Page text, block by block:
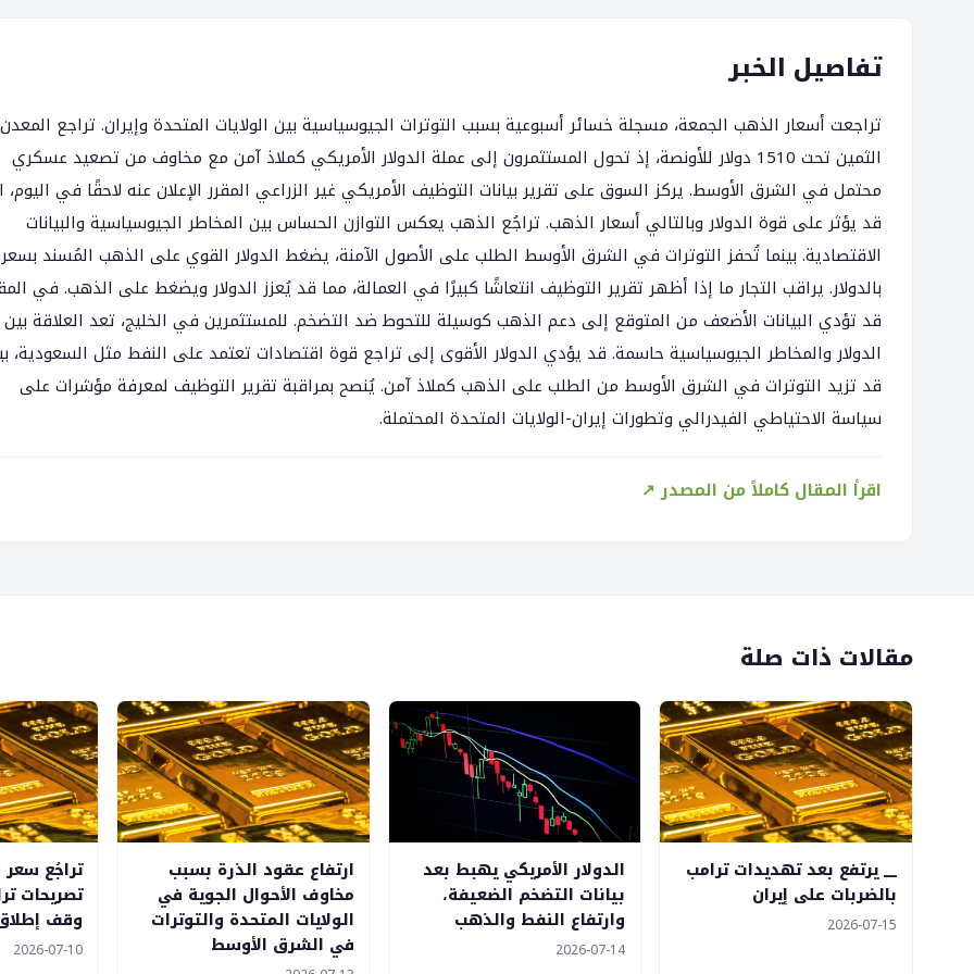
تفاصيل الخبر
تراجعت أسعار الذهب الجمعة، مسجلة خسائر أسبوعية بسبب التوترات الجيوسياسية بين الولايات المتحدة وإيران. تراجع المعدن
الثمين تحت 1510 دولار للأونصة، إذ تحول المستثمرون إلى عملة الدولار الأمريكي كملاذ آمن مع مخاوف من تصعيد عسكري
محتمل في الشرق الأوسط. يركز السوق على تقرير بيانات التوظيف الأمريكي غير الزراعي المقرر الإعلان عنه لاحقًا في اليوم،
قد يؤثر على قوة الدولار وبالتالي أسعار الذهب. تراجُع الذهب يعكس التوازن الحساس بين المخاطر الجيوسياسية والبيانات
الاقتصادية. بينما تُحفز التوترات في الشرق الأوسط الطلب على الأصول الآمنة، يضغط الدولار القوي على الذهب المُسند
بالدولار. يراقب التجار ما إذا أظهر تقرير التوظيف انتعاشًا كبيرًا في العمالة، مما قد يُعزز الدولار ويضغط على الذهب. في
قد تؤدي البيانات الأضعف من المتوقع إلى دعم الذهب كوسيلة للتحوط ضد التضخم. للمستثمرين في الخليج، تعد العلاقة بين
الدولار والمخاطر الجيوسياسية حاسمة. قد يؤدي الدولار الأقوى إلى تراجع قوة اقتصادات تعتمد على النفط مثل السعودية،
قد تزيد التوترات في الشرق الأوسط من الطلب على الذهب كملاذ آمن. يُنصح بمراقبة تقرير التوظيف لمعرفة مؤشرات على
سياسة الاحتياطي الفيدرالي وتطورات إيران-الولايات المتحدة المحتملة.
اقرأ المقال كاملاً من المصدر ↗
مقالات ذات صلة
__ يرتفع بعد تهديدات ترامب
بالضربات على إيران
2026-07-15
الدولار الأمريكي يهبط بعد
بيانات التضخم الضعيفة،
وارتفاع النفط والذهب
2026-07-14
ارتفاع عقود الذرة بسبب
مخاوف الأحوال الجوية في
الولايات المتحدة والتوترات
في الشرق الأوسط
تراجُع
تصريحات
وقف إطلاق
2026-07-10